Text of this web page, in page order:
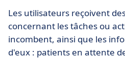
Les utilisateurs reçoivent
concernant les tâches ou
incombent, ainsi que les
d'eux : patients en attente